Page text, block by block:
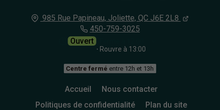
985 Rue Papineau, Joliette, QC J6E 2L8
450-759-3025
Ouvert
⋅ Rouvre à 13:00
Centre fermé entre 12h et 13h
Accueil
Nous contacter
Politiques de confidentialité
Plan du site